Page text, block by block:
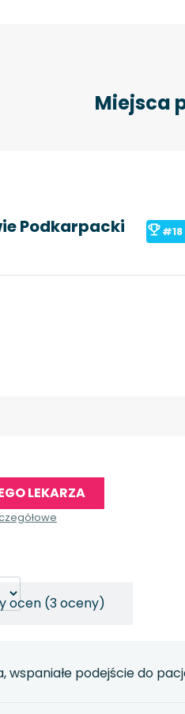
Miejsca
Podkarpacki
#18
LEKARZA
ocen (3 oceny)
wspaniałe podejście do